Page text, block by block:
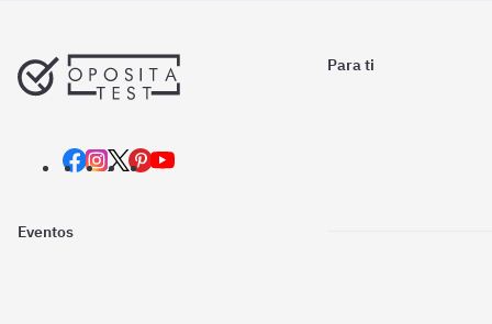
Para ti
Eventos